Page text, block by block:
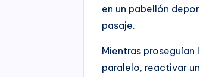
en un pabellón
pasaje.
Mientras
paralelo, reactivar